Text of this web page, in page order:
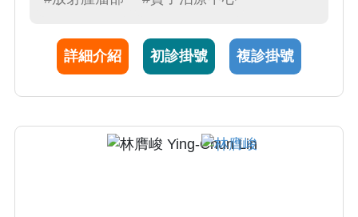
國家品質標章，完整提供病人全人全方位的癌
症治療與照護品質。
詳細介紹 初診掛號 複診掛號